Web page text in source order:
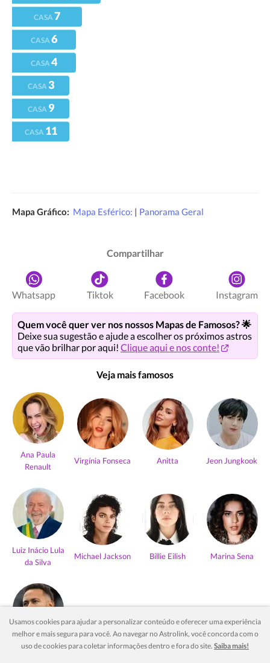
CASA7
CASA6
CASA4
CASA 3
CASA 9
CASA 11
Mapa Gráfico: Mapa Esférico: | Panorama Geral
Compartilhar
Whatsapp Tiktok Facebook Instagram
Quem você quer ver nos nossos Mapas de Famosos? 🌟
Deixe sua sugestão e ajude a escolher os próximos astros
que vão brilhar por aqui! Clique aqui e nos conte!
Veja mais famosos
Ana Paula
Renault
Virgínia Fonseca Anitta Jeon Jungkook
Luiz Inácio Lula
da Silva
Michael Jackson Billie Eilish Marina Sena
Neymar Jr
Usamos cookies para ajudar a personalizar conteúdo e oferecer uma experiência
melhor e mais segura para você. Ao navegar no Astrolink, você concorda com o
uso de cookies para coletar informações dentro e fora do site. Saiba mais!